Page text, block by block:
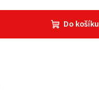
Do košíku